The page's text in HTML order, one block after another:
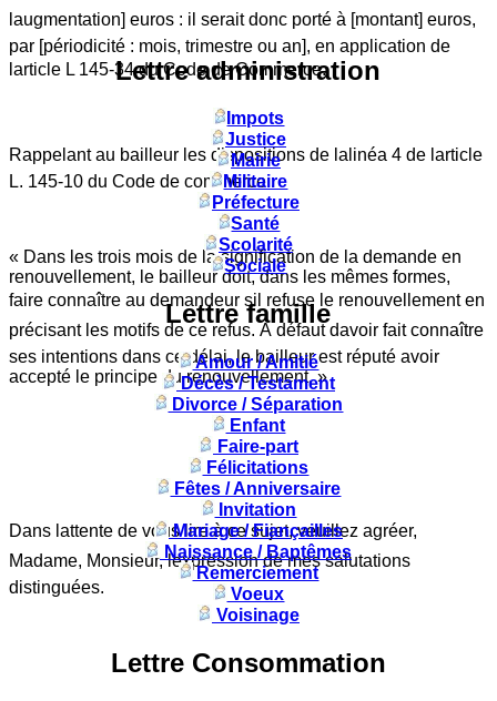
laugmentation] euros : il serait donc porté à [montant] euros,
par [périodicité : mois, trimestre ou an], en application de
larticle L 145-34 du Code de Commerce.
Rappelant au bailleur les dispositions de lalinéa 4 de larticle
L. 145-10 du Code de commerce :
« Dans les trois mois de la signification de la demande en
renouvellement, le bailleur doit, dans les mêmes formes,
faire connaître au demandeur sil refuse le renouvellement en
précisant les motifs de ce refus. À défaut davoir fait connaître
ses intentions dans ce délai, le bailleur est réputé avoir
accepté le principe du renouvellement. »
Dans lattente de vous lire à ce sujet, veuillez agréer,
Madame, Monsieur, lexpression de mes salutations
distinguées.
Lettre administration
Impots
Justice
Mairie
Militaire
Préfecture
Santé
Scolarité
Sociale
Lettre famille
Amour / Amitié
Décès / Testament
Divorce / Séparation
Enfant
Faire-part
Félicitations
Fêtes / Anniversaire
Invitation
Mariage / Fiançailles
Naissance / Baptêmes
Remerciement
Voeux
Voisinage
Lettre Consommation